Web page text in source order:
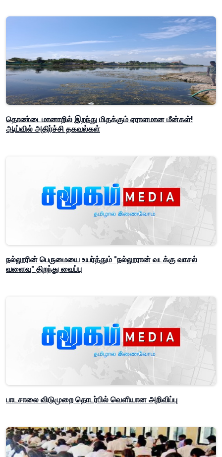
தொண்டைமானாறில் இறந்து மிதக்கும் ஏராளமான மீன்கள்!
ஆய்வில் அதிர்ச்சி தகவல்கள்
நல்லூரின் பெருமையை உயர்த்தும் "நல்லூரான் வடக்கு வாசல்
வளைவு" திறந்து வைப்பு
பாடசாலை விடுமுறை தொடர்பில் வௌியான அறிவிப்பு